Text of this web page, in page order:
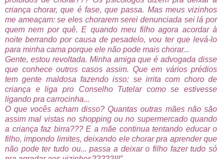
criança chorar, que é fase, que passa. Mas meus vizinhos
me ameaçam: se eles chorarem serei denunciada sei lá por
quem nem por quê. E quando meu filho agora acordar à
noite berrando por causa de pesadelo, vou ter que levá-lo
para minha cama porque ele não pode mais chorar...
Gente, estou revoltada. Minha amiga que é advogada disse
que conhece outros casos assim. Que em vários prédios
tem gente maldosa fazendo isso: se irrita com choro de
criança e liga pro Conselho Tutelar como se estivesse
ligando pra carrocinha...
O que vocês acham disso? Quantas outras mães não são
assim mal vistas no shopping ou no supermercado quando
a criança faz birra??? E a mãe continua tentando educar o
filho, impondo limites, deixando ele chorar pra aprender que
não pode ter tudo ou... passa a deixar o filho fazer tudo só